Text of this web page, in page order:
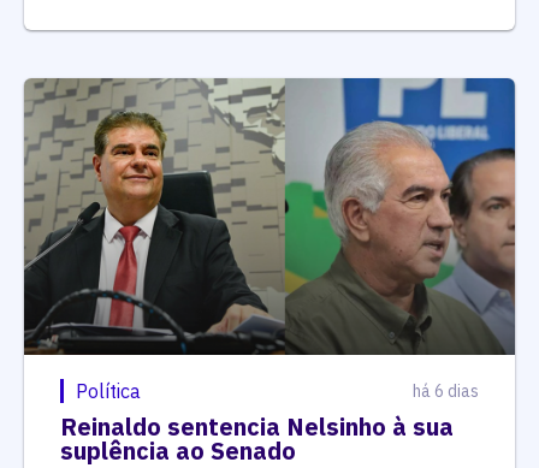
Política há 6 dias
Reinaldo sentencia Nelsinho à sua
suplência ao Senado